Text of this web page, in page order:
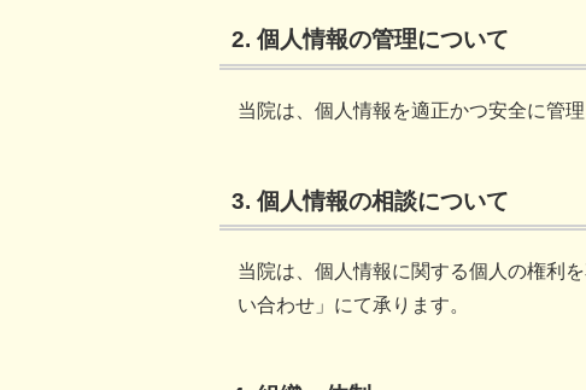
2. 個人情報の管理について
当院は、個人情報を適正かつ安全に管理
3. 個人情報の相談について
当院は、個人情報に関する個人の権利
い合わせ」にて承ります。